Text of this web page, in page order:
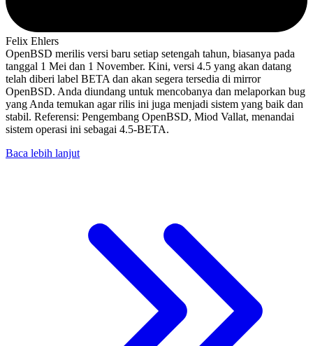
Felix Ehlers
OpenBSD merilis versi baru setiap setengah tahun, biasanya pada
tanggal 1 Mei dan 1 November. Kini, versi 4.5 yang akan datang
telah diberi label BETA dan akan segera tersedia di mirror
OpenBSD. Anda diundang untuk mencobanya dan melaporkan bug
yang Anda temukan agar rilis ini juga menjadi sistem yang baik dan
stabil. Referensi: Pengembang OpenBSD, Miod Vallat, menandai
sistem operasi ini sebagai 4.5-BETA.
Baca lebih lanjut